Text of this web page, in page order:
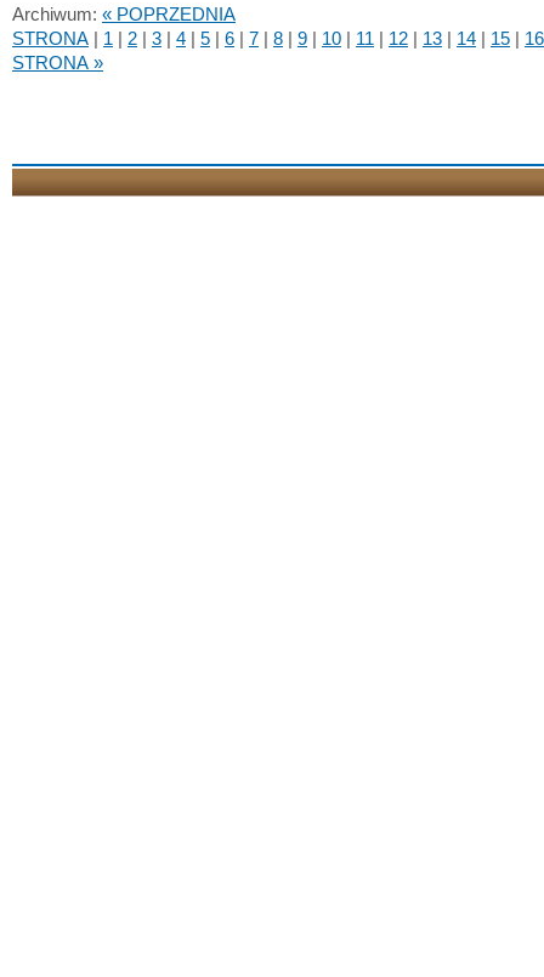
Archiwum: « POPRZEDNIA
STRONA | 1 | 2 | 3 | 4 | 5 | 6 | 7 | 8 | 9 | 10 | 11 | 12 | 13 | 14 | 15 | 16
STRONA »